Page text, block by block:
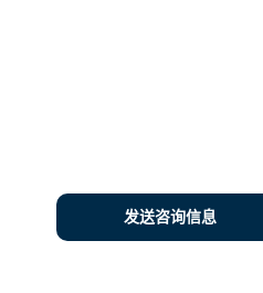
发送咨询信息